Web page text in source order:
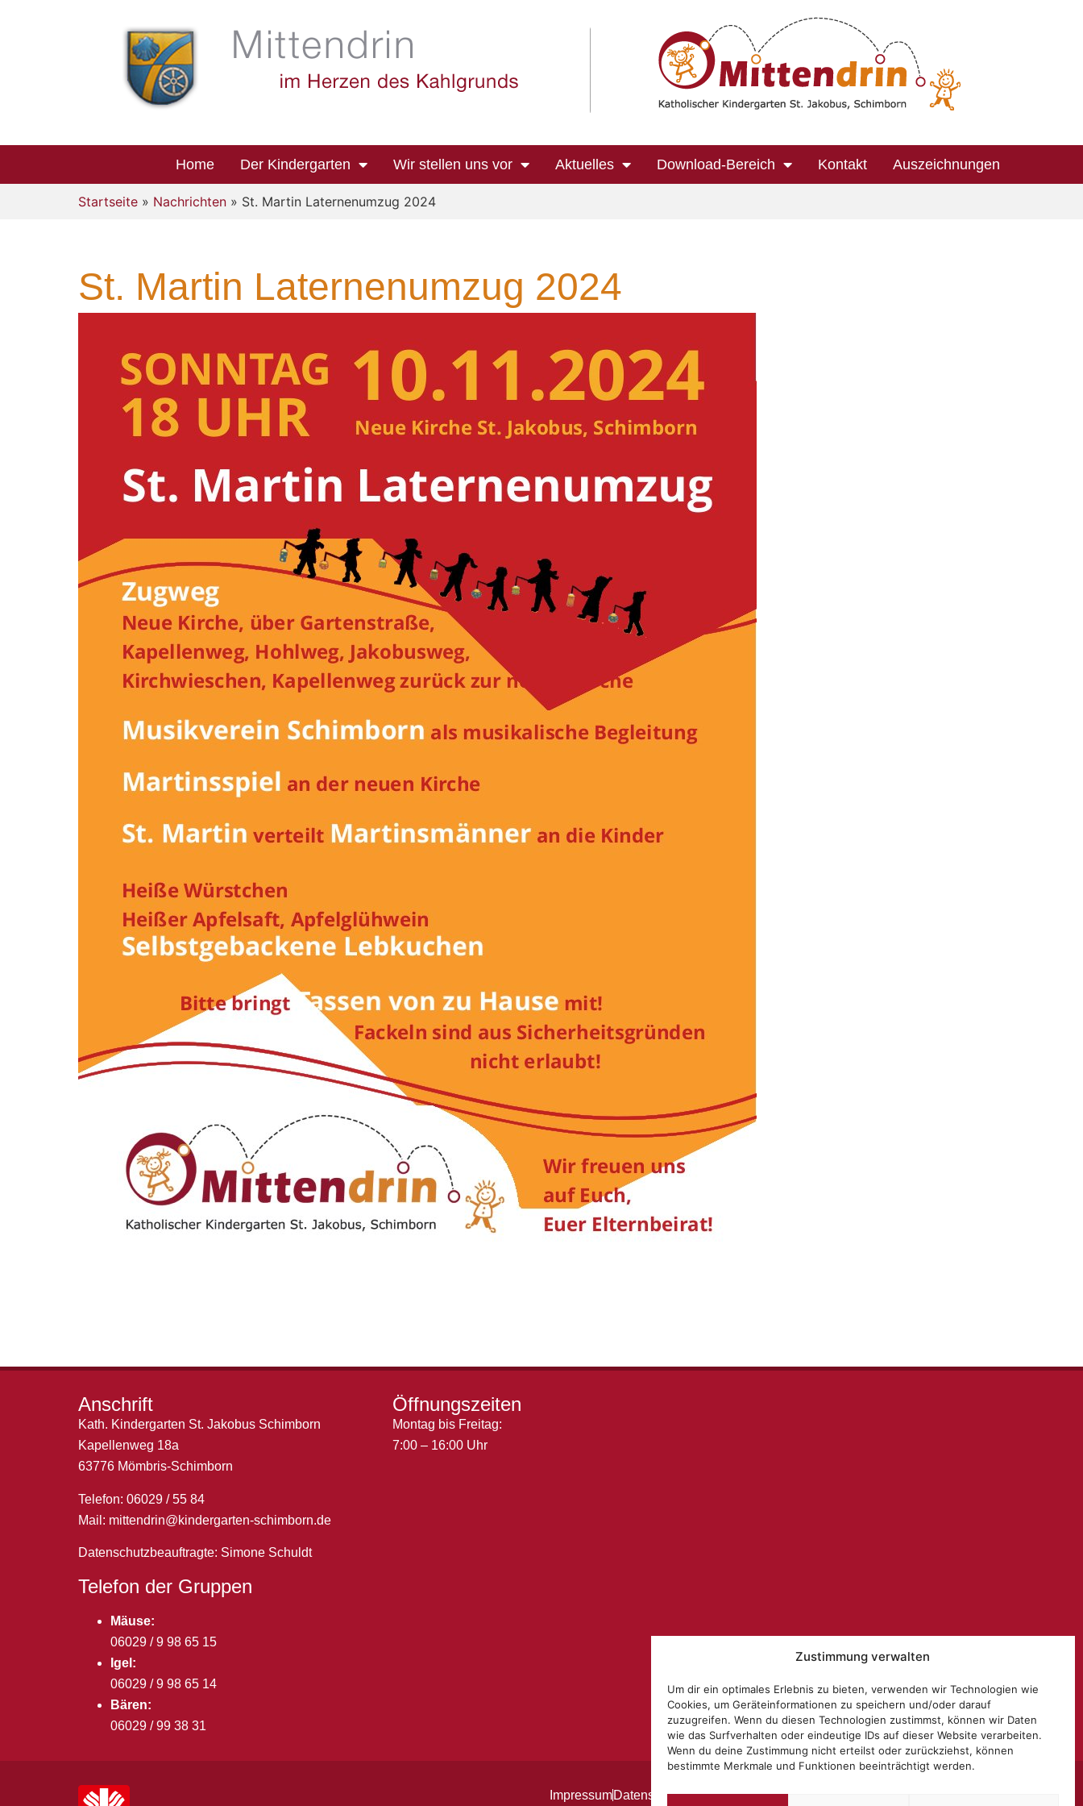
Zustimmung verwalten
Um dir ein optimales Erlebnis zu bieten, verwenden wir Technologien wie
Cookies, um Geräteinformationen zu speichern und/oder darauf
zuzugreifen. Wenn du diesen Technologien zustimmst, können wir Daten
wie das Surfverhalten oder eindeutige IDs auf dieser Website verarbeiten.
Wenn du deine Zustimmung nicht erteilst oder zurückziehst, können
bestimmte Merkmale und Funktionen beeinträchtigt werden.
Home Der Kindergarten Wir stellen uns vor Aktuelles Download-Bereich Kontakt Auszeichnungen
Startseite » Nachrichten » St. Martin Laternenumzug 2024
St. Martin Laternenumzug 2024
Anschrift
Kath. Kindergarten St. Jakobus Schimborn
Kapellenweg 18a
63776 Mömbris-Schimborn
Telefon: 06029 / 55 84
Mail: mittendrin@kindergarten-schimborn.de
Datenschutzbeauftragte: Simone Schuldt
Telefon der Gruppen
Mäuse:
06029 / 9 98 65 15
Igel:
06029 / 9 98 65 14
Bären:
06029 / 99 38 31
Öffnungszeiten
Montag bis Freitag:
7:00 – 16:00 Uhr
ImpressumDatenschutzerklärung